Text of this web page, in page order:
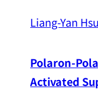
Liang-Yan
Polaron-
Activated